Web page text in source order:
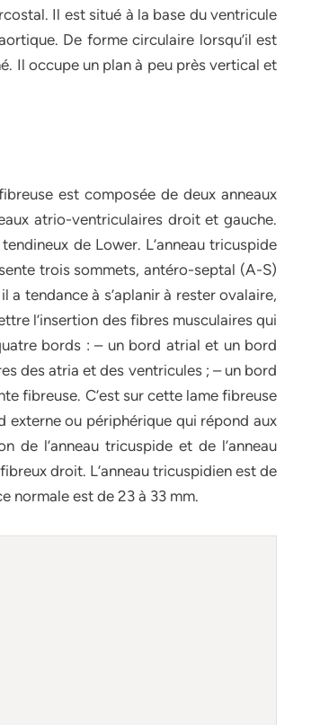
Il est situé à la base du ventricule
De forme circulaire lorsqu’il est
Il occupe un plan à peu près vertical et
est composée de deux anneaux
atrio-ventriculaires droit et gauche.
de Lower. L’anneau tricuspide
trois sommets, antéro-septal (A-S)
tendance à s’aplanir à rester ovalaire,
l’insertion des fibres musculaires qui
bords : – un bord atrial et un bord
des atria et des ventricules ; – un bord
fibreuse. C’est sur cette lame fibreuse
externe ou périphérique qui répond aux
de l’anneau tricuspide et de l’anneau
droit. L’anneau tricuspidien est de
normale est de 23 à 33 mm.